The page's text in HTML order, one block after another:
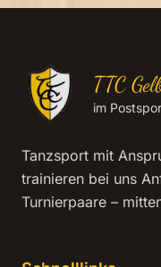
TTC
im
Tanzsport mit
trainieren bei uns
Turnierpaare –